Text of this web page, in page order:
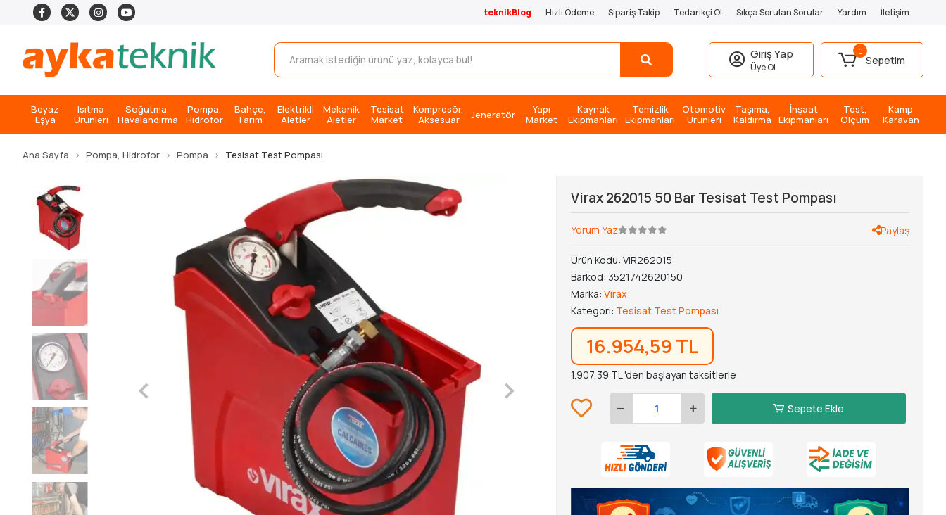
teknikBlog Hızlı Ödeme Sipariş Takip Tedarikçi Ol Sıkça Sorulan Sorular Yardım İletişim
Giriş Yap
Üye Ol
0
Sepetim
Beyaz
Eşya
Isıtma
Ürünleri
Soğutma,
Havalandırma
Pompa,
Hidrofor
Bahçe,
Tarım
Elektrikli
Aletler
Mekanik
Aletler
Tesisat
Market
Kompresör,
Aksesuar
Jeneratör
Yapı
Market
Kaynak
Ekipmanları
Temizlik
Ekipmanları
Otomotiv
Ürünleri
Taşıma,
Kaldırma
İnşaat
Ekipmanları
Test,
Ölçüm
Kamp
Karavan
Ana Sayfa Pompa, Hidrofor Pompa Tesisat Test Pompası
Virax 262015 50 Bar Tesisat Test Pompası
Yorum Yaz Paylaş
Ürün Kodu:VIR262015
Barkod: 3521742620150
Marka:Virax
Kategori: Tesisat Test Pompası
16.954,59 TL
1.907,39 TL 'den başlayan taksitlerle
Sepete Ekle